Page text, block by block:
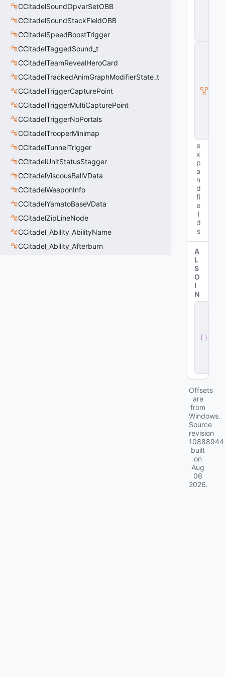
CCitadelSoundOpvarSetOBB
CCitadelSoundStackFieldOBB
CCitadelSpeedBoostTrigger
CCitadelTaggedSound_t
CCitadelTeamRevealHeroCard
CCitadelTrackedAnimGraphModifierState_t
CCitadelTriggerCapturePoint
CCitadelTriggerMultiCapturePoint
CCitadelTriggerNoPortals
CCitadelTrooperMinimap
CCitadelTunnelTrigger
CCitadelUnitStatusStagger
CCitadelViscousBallVData
CCitadelWeaponInfo
CCitadelYamatoBaseVData
CCitadelZipLineNode
CCitadel_Ability_AbilityName
CCitadel_Ability_Afterburn
e
x
p
a
n
d
fi
e
l
d
s
A
L
S
O
I
N
e
v
e
d
Offsets
are
from
Windows.
Source
revision
10888944
built
on
Aug
06
2026.